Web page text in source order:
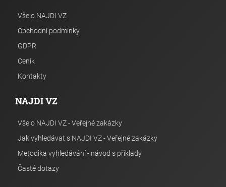
Vše o NAJDI VZ
Obchodní podmínky
GDPR
Ceník
Kontakty
NAJDI VZ
Vše o NAJDI VZ - Veřejné zakázky
Jak vyhledávat s NAJDI VZ - Veřejné zakázky
Metodika vyhledávání - návod s příklady
Časté dotazy